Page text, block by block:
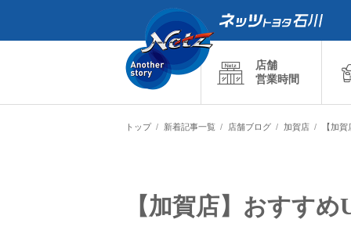
店舗
営業時間
トップ 新着記事一覧 店舗ブログ 加賀店 【加
【加賀店】おすすめ